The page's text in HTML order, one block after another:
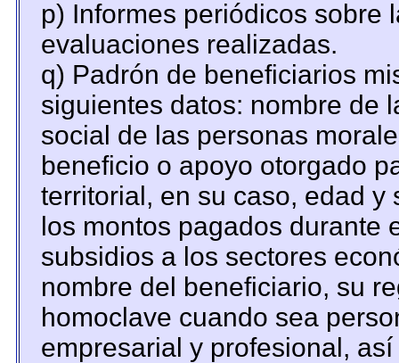
p) Informes periódicos sobre
evaluaciones realizadas.
q) Padrón de beneficiarios
siguientes datos: nombre de
social de las personas
beneficio o apoyo otorgado
territorial, en su caso, edad
los montos pagados durante
subsidios a los sectores
nombre del beneficiario, su
homoclave cuando sea
empresarial y profesional,